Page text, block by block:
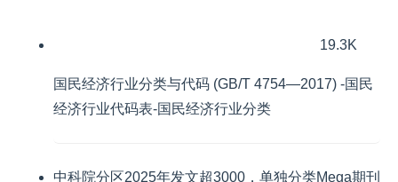
19.3K
国民经济行业分类与代码 (GB/T 4754—2017) -国民
经济行业代码表-国民经济行业分类
中科院分区2025年发文超3000，单独分类Mega期刊